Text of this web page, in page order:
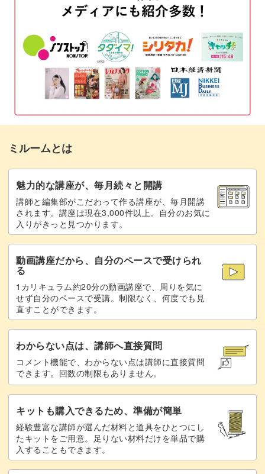
豚肉のサルティンボッカ風
いちごリゾット 06:21
スパークリングワインの紹介
おわりに
ミルームとは
魅力的な講座が、毎月続々と開講
講師と編集部がこだわって作る講座が、毎月開講
されます。講座は現在3,000件以上。自分のお気に
入りがきっと見つかります。
動画講座だから、自分のペースで受けられ
る
1カリキュラム約20分の動画講座で、周りを気に
せず自分のペースで受講。制限なく、何度でも見
直すことができます。
わからない点は、講師へ直接質問
コメント機能で、わからない点は講師に直接質問
できます。回数の制限もありません。
キットも購入できるため、準備が簡単
経験豊富な講師が選んだ材料と道具をひとつにし
たキットをご用意。足りない材料だけを単品で購
入することもできます。